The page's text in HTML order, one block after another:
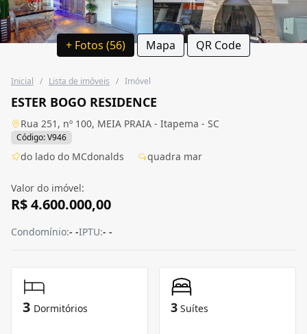
+ Fotos (56) Mapa QR Code
Inicial / Lista de imóveis / Imóvel
ESTER BOGO RESIDENCE
Rua 251, nº 100, MEIA PRAIA - Itapema - SC
Código: V946
do lado do MCdonalds quadra mar
Valor do imóvel:
R$ 4.600.000,00
Condomínio:- -IPTU:- -
3 Dormitórios 3 Suítes